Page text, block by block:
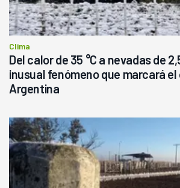
Clima
Del calor de 35 °C a nevadas de
inusual fenómeno que marcará el
Argentina